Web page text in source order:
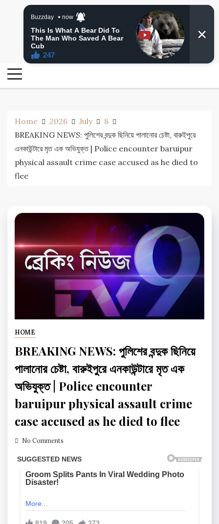
24 Ghanta Bangla News
24 Ghanta Bengali News
Home 2026 July
8
BREAKING NEWS: পুলিশের বন্দুক ছিনিয়ে পালানোর চেষ্টা, বারুইপুরে
এনকাউন্টারে মৃত এক অভিযুক্ত | Police encounter baruipur
physical assault crime case accused as he died to
flee
HOME
BREAKING NEWS: পুলিশের বন্দুক ছিনিয়ে
পালানোর চেষ্টা, বারুইপুরে এনকাউন্টারে মৃত এক
অভিযুক্ত | Police encounter
baruipur physical assault crime
case accused as he died to flee
No Comments